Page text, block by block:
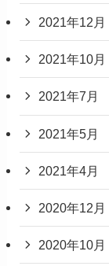
2021年12月
2021年10月
2021年7月
2021年5月
2021年4月
2020年12月
2020年10月